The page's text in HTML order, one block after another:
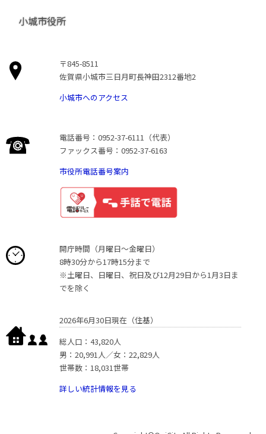
小城市役所
〒845-8511
佐賀県小城市三日月町長神田2312番地2
小城市へのアクセス
電話番号：0952-37-6111（代表）
ファックス番号：0952-37-6163
市役所電話番号案内
開庁時間（月曜日〜金曜日）
8時30分から17時15分まで
※土曜日、日曜日、祝日及び12月29日から1月3日ま
でを除く
2026年6月30日現在（住基）
総人口：43,820人
男：20,991人／女：22,829人
世帯数：18,031世帯
詳しい統計情報を見る